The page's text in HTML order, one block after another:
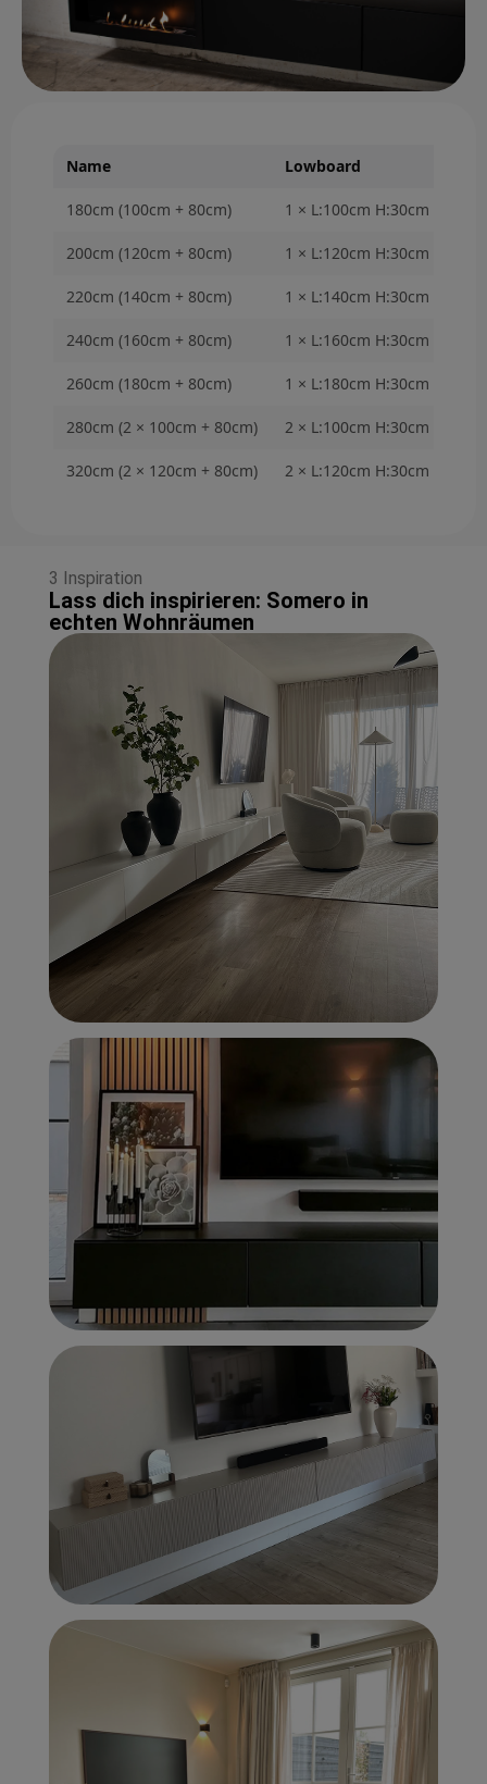
Name Lowboard
180cm (100cm + 80cm) 1 × L:100cm H:30cm T:40cm
200cm (120cm + 80cm) 1 × L:120cm H:30cm T:40cm
220cm (140cm + 80cm) 1 × L:140cm H:30cm T:40cm
240cm (160cm + 80cm) 1 × L:160cm H:30cm T:40cm
260cm (180cm + 80cm) 1 × L:180cm H:30cm T:40cm
280cm (2 × 100cm + 80cm) 2 × L:100cm H:30cm T:40cm
320cm (2 × 120cm + 80cm) 2 × L:120cm H:30cm T:40cm
3 Inspiration
Lass dich inspirieren: Somero in
echten Wohnräumen